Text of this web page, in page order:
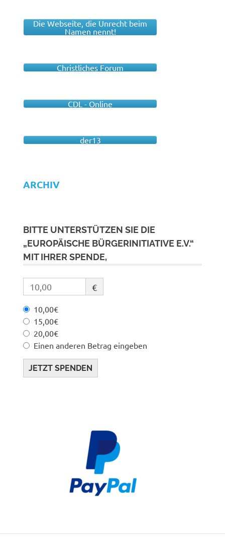
Die Webseite, die Unrecht beim
Namen nennt!
Christliches Forum
CDL - Online
der13
ARCHIV
BITTE UNTERSTÜTZEN SIE DIE
„EUROPÄISCHE BÜRGERINITIATIVE E.V.“
MIT IHRER SPENDE,
€
10,00€
15,00€
20,00€
Einen anderen Betrag eingeben
JETZT SPENDEN